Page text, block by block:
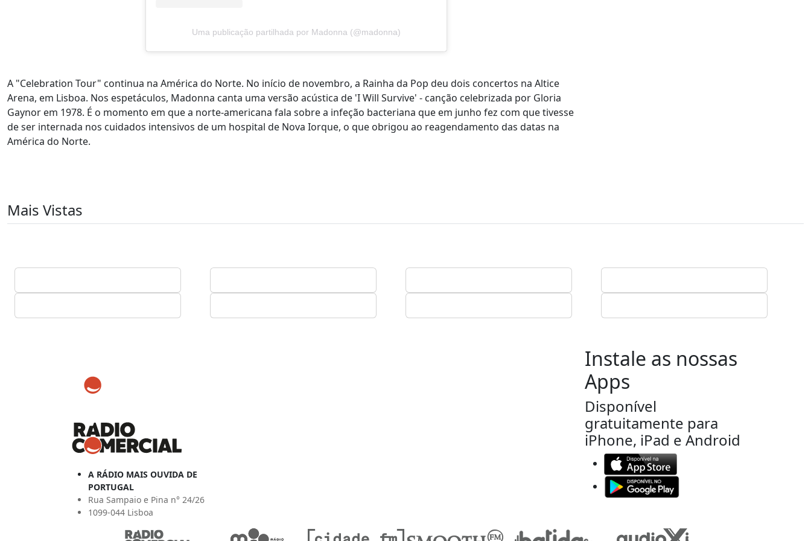
Uma publicação partilhada por Madonna (@madonna)
A "Celebration Tour" continua na América do Norte. No início de novembro, a Rainha da Pop deu dois concertos na Altice
Arena, em Lisboa. Nos espetáculos, Madonna canta uma versão acústica de 'I Will Survive' - canção celebrizada por Gloria
Gaynor em 1978. É o momento em que a norte-americana fala sobre a infeção bacteriana que em junho fez com que tivesse
de ser internada nos cuidados intensivos de um hospital de Nova Iorque, o que obrigou ao reagendamento das datas na
América do Norte.
Mais Vistas
A RÁDIO MAIS OUVIDA DE
PORTUGAL
Rua Sampaio e Pina n° 24/26
1099-044 Lisboa
Instale as nossas
Apps
Disponível
gratuitamente para
iPhone, iPad e Android